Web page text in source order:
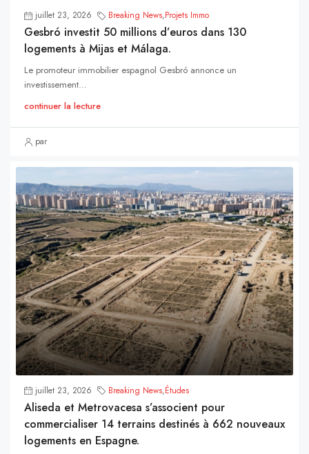
juillet 23, 2026 Breaking News,Projets Immo
Gesbró investit 50 millions d’euros dans 130
logements à Mijas et Málaga.
Le promoteur immobilier espagnol Gesbró annonce un
investissement...
continuer la lecture
par
juillet 23, 2026 Breaking News,Études
Aliseda et Metrovacesa s’associent pour
commercialiser 14 terrains destinés à 662 nouveaux
logements en Espagne.